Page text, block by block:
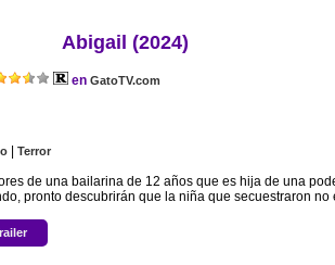
Abigail (2024)
en GatoTV.com
Terror
de una bailarina de 12 años que es hija de una
pronto descubrirán que la niña que secuestraron no